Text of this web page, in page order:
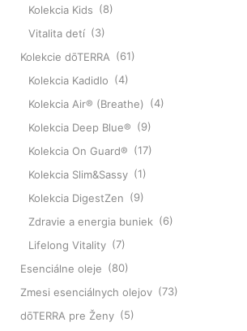
Kolekcia Kids (8)
Vitalita detí (3)
Kolekcie dōTERRA (61)
Kolekcia Kadidlo (4)
Kolekcia Air® (Breathe) (4)
Kolekcia Deep Blue® (9)
Kolekcia On Guard® (17)
Kolekcia Slim&Sassy (1)
Kolekcia DigestZen (9)
Zdravie a energia buniek (6)
Lifelong Vitality (7)
Esenciálne oleje (80)
Zmesi esenciálnych olejov (73)
dōTERRA pre Ženy (5)